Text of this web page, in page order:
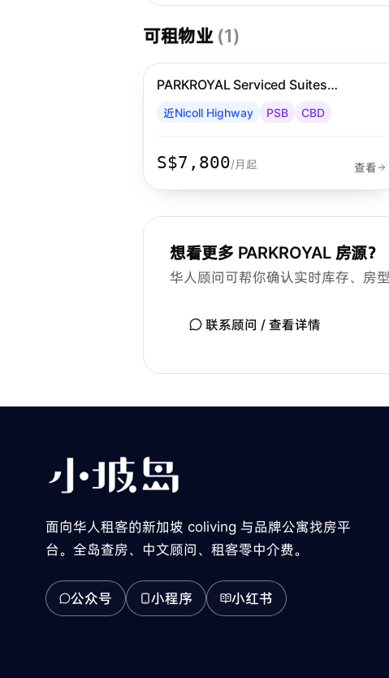
可租物业 (1)
PARKROYAL
步行 6 分钟到 MRT
PARKROYAL Serviced Suites
近Nicoll Highway PSB CBD
S$7,800/月起 查看
想看更多 PARKROYAL房源？
华人顾问可帮你确认实时库存、房
联系顾问 / 查看详情
面向华人租客的新加坡 coliving 与品牌公寓找房平
台。全岛查房、中文顾问、租客零中介费。
公众号 小程序 小红书